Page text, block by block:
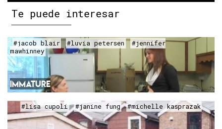
Te puede interesar
#jacob blair #luvia petersen
#jennifer
mawhinney
IMMATURE
#lisa cupoli #janine fung #michelle kasprazak